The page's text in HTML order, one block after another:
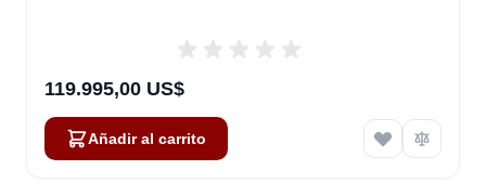
119.995,00 US$
Añadir al carrito